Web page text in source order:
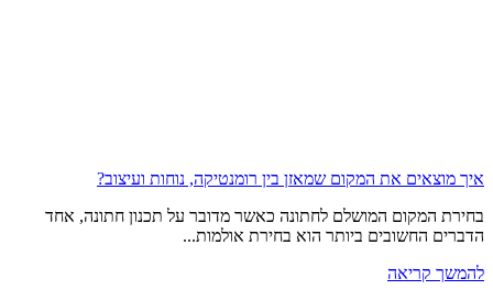
איך מוצאים את המקום שמאזן בין רומנטיקה, נוחות ועיצוב?
בחירת המקום המושלם לחתונה כאשר מדובר על תכנון חתונה, אחד
הדברים החשובים ביותר הוא בחירת אולמות...
להמשך קריאה